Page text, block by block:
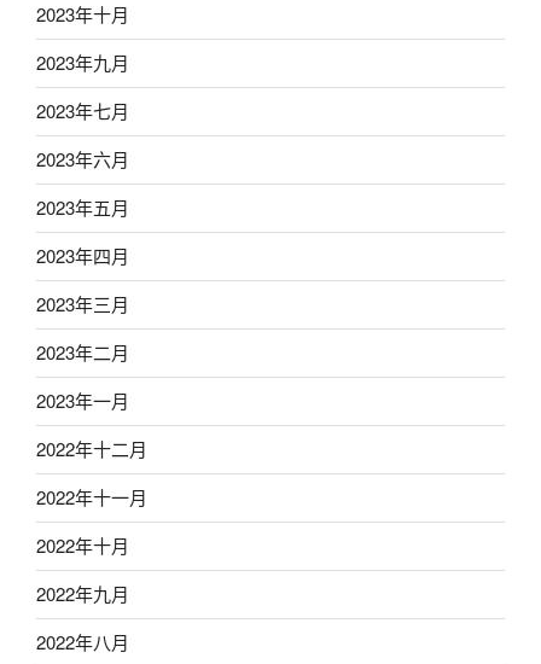
2023年十月
2023年九月
2023年七月
2023年六月
2023年五月
2023年四月
2023年三月
2023年二月
2023年一月
2022年十二月
2022年十一月
2022年十月
2022年九月
2022年八月